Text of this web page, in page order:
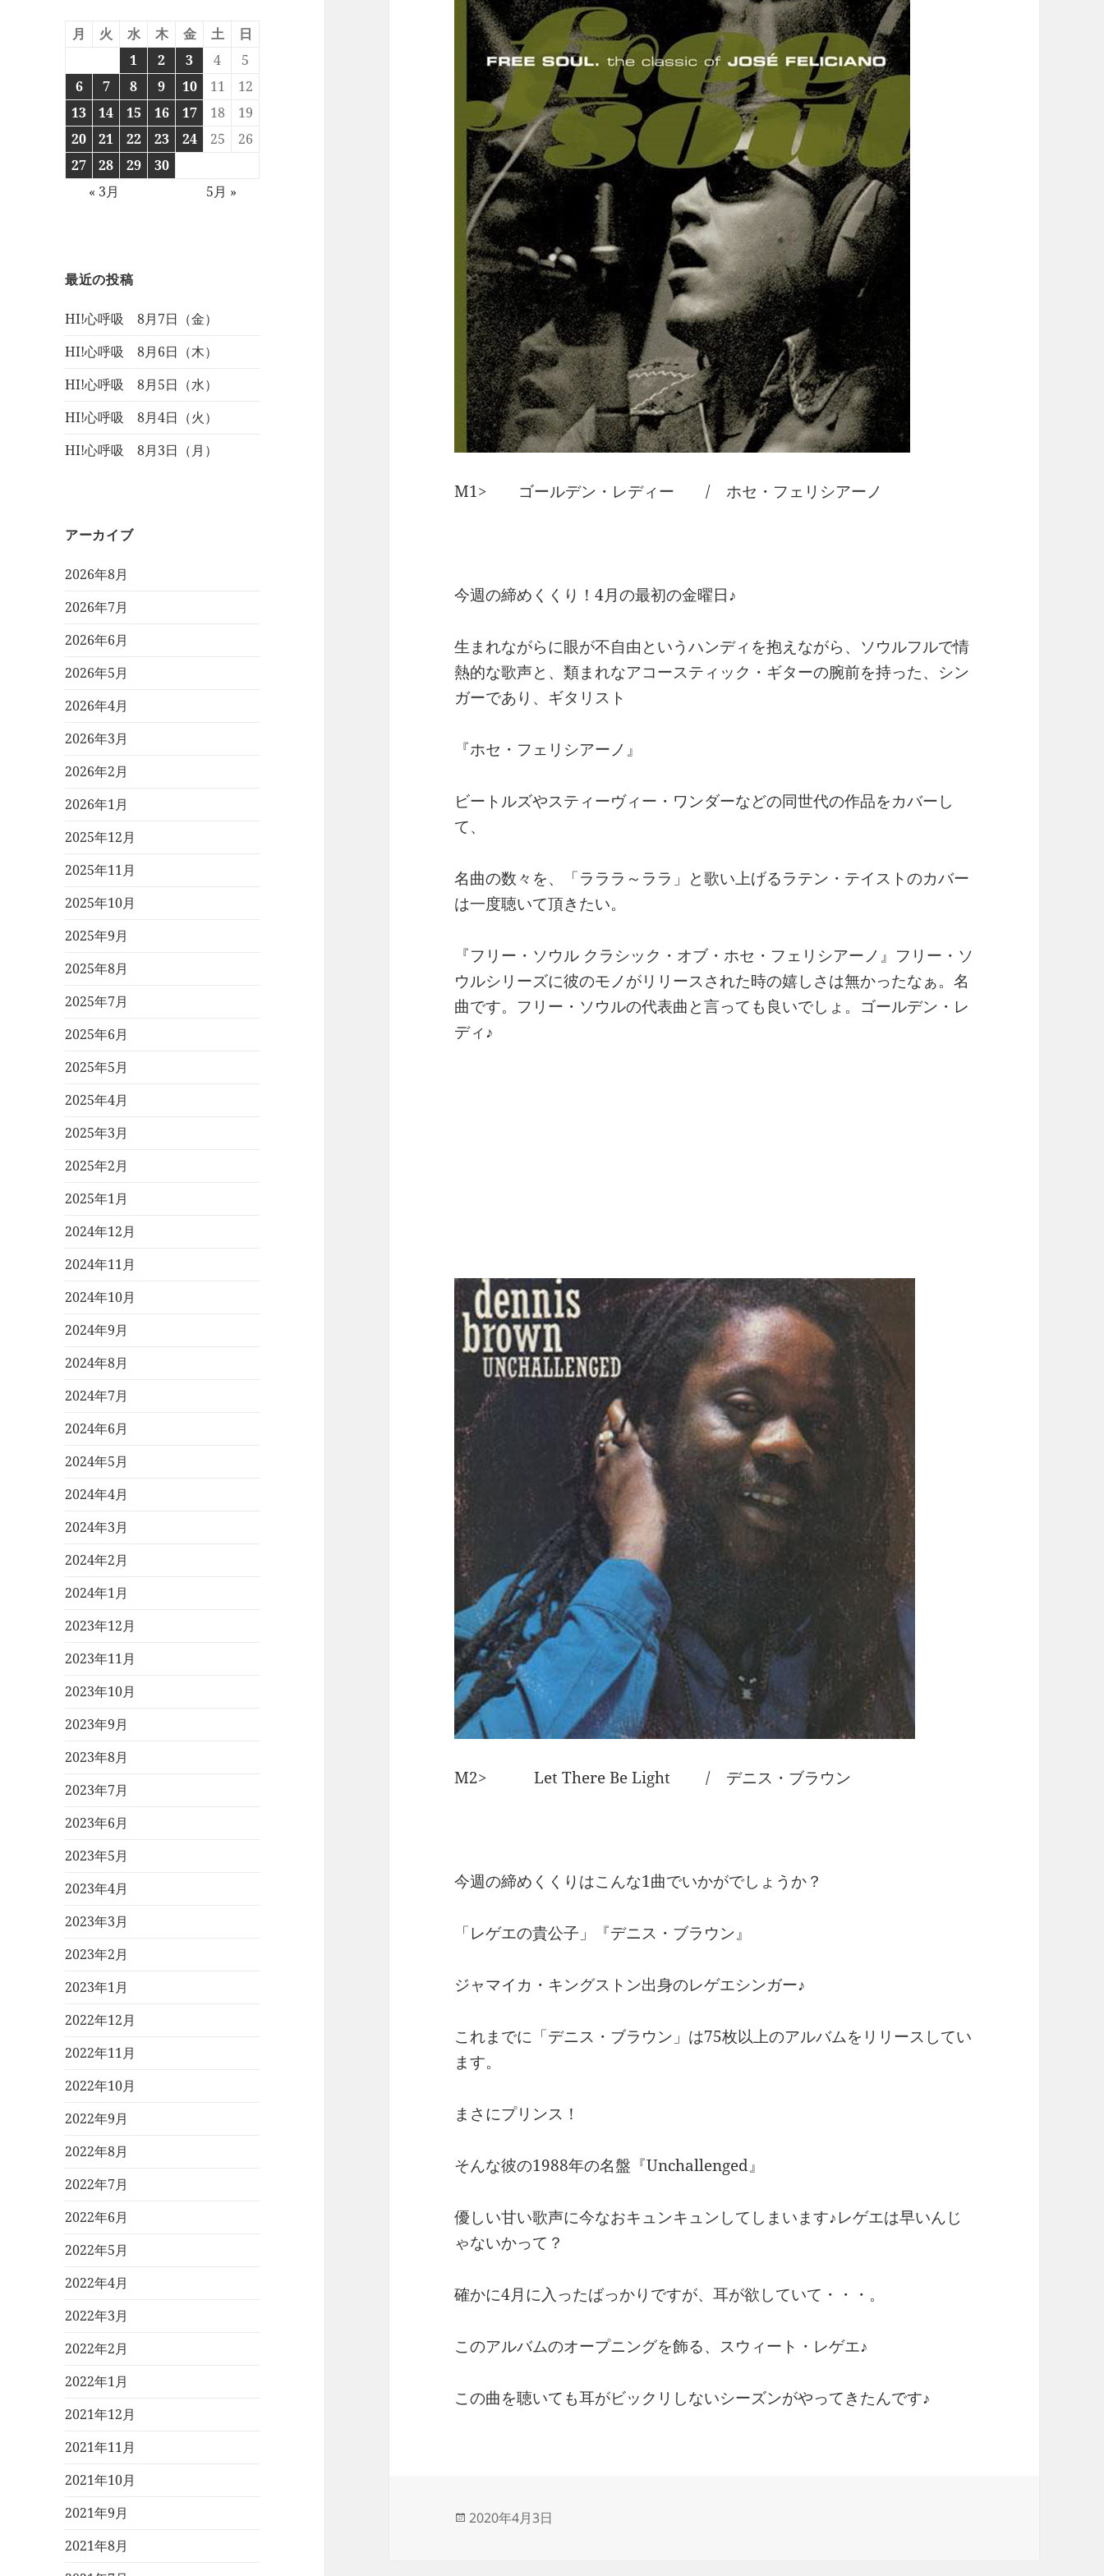
月 火 水 木 金 土
日
1
2 3 4
5
6
7 8 9 10 11
12
13
14 15 16 17 18
19
20
21 22 23 24 25
26
27
28 29
30
« 3月
5月 »
最近の投稿
HI!心呼吸 8月7日（金）
HI!心呼吸 8月6日（木）
HI!心呼吸 8月5日（水）
HI!心呼吸 8月4日（火）
HI!心呼吸 8月3日（月）
アーカイブ
2026年8月
2026年7月
2026年6月
2026年5月
2026年4月
2026年3月
2026年2月
2026年1月
2025年12月
2025年11月
2025年10月
2025年9月
2025年8月
2025年7月
2025年6月
2025年5月
2025年4月
2025年3月
2025年2月
2025年1月
2024年12月
2024年11月
2024年10月
2024年9月
2024年8月
2024年7月
2024年6月
2024年5月
2024年4月
2024年3月
2024年2月
2024年1月
2023年12月
2023年11月
2023年10月
2023年9月
2023年8月
2023年7月
2023年6月
2023年5月
2023年4月
2023年3月
2023年2月
2023年1月
2022年12月
2022年11月
2022年10月
2022年9月
2022年8月
2022年7月
2022年6月
2022年5月
2022年4月
2022年3月
2022年2月
2022年1月
2021年12月
2021年11月
2021年10月
2021年9月
2021年8月
M1> ゴールデン・レディー / ホセ・フェリシアーノ
今週の締めくくり！4月の最初の金曜日♪
生まれながらに眼が不自由というハンディを抱えながら、ソウルフルで情
熱的な歌声と、類まれなアコースティック・ギターの腕前を持った、シン
ガーであり、ギタリスト
『ホセ・フェリシアーノ』
ビートルズやスティーヴィー・ワンダーなどの同世代の作品をカバーし
て、
名曲の数々を、「ラララ～ララ」と歌い上げるラテン・テイストのカバー
は一度聴いて頂きたい。
『フリー・ソウル クラシック・オブ・ホセ・フェリシアーノ』フリー・ソ
ウルシリーズに彼のモノがリリースされた時の嬉しさは無かったなぁ。名
曲です。フリー・ソウルの代表曲と言っても良いでしょ。ゴールデン・レ
ディ♪
M2> Let There Be Light / デニス・ブラウン
今週の締めくくりはこんな1曲でいかがでしょうか？
「レゲエの貴公子」『デニス・ブラウン』
ジャマイカ・キングストン出身のレゲエシンガー♪
これまでに「デニス・ブラウン」は75枚以上のアルバムをリリースしてい
ます。
まさにプリンス！
そんな彼の1988年の名盤『Unchallenged』
優しい甘い歌声に今なおキュンキュンしてしまいます♪レゲエは早いんじ
ゃないかって？
確かに4月に入ったばっかりですが、耳が欲していて・・・。
このアルバムのオープニングを飾る、スウィート・レゲエ♪
この曲を聴いても耳がビックリしないシーズンがやってきたんです♪
投
2020年4月3日